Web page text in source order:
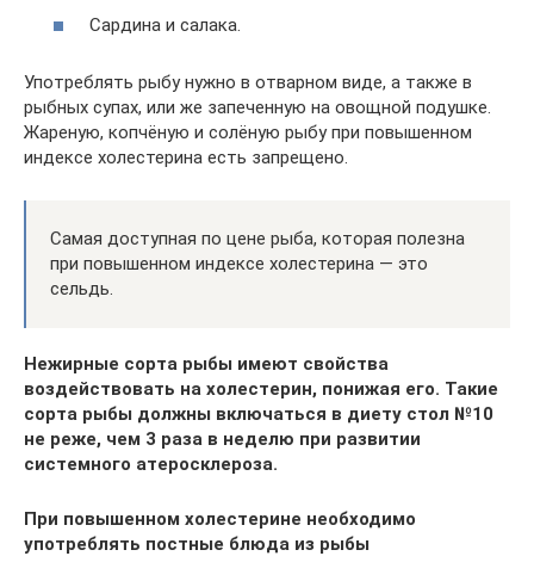
Сардина и салака.
Употреблять рыбу нужно в отварном виде, а также в
рыбных супах, или же запеченную на овощной подушке.
Жареную, копчёную и солёную рыбу при повышенном
индексе холестерина есть запрещено.
Самая доступная по цене рыба, которая полезна
при повышенном индексе холестерина — это
сельдь.
Нежирные сорта рыбы имеют свойства
воздействовать на холестерин, понижая его. Такие
сорта рыбы должны включаться в диету стол №10
не реже, чем 3 раза в неделю при развитии
системного атеросклероза.
При повышенном холестерине необходимо
употреблять постные блюда из рыбы